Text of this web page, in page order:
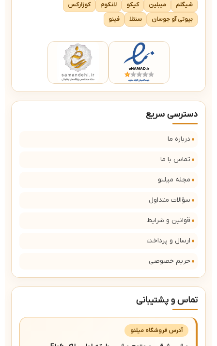
شیگلم میبلین کیکو لانکوم
کوزارکس
بیوتی آو جوسان
سنتلا فینو
دسترسی سریع
درباره ما
تماس با ما
مجله میلنو
سؤالات متداول
قوانین و شرایط
ارسال و پرداخت
حریم خصوصی
تماس و پشتیبانی
آدرس فروشگاه میلنو